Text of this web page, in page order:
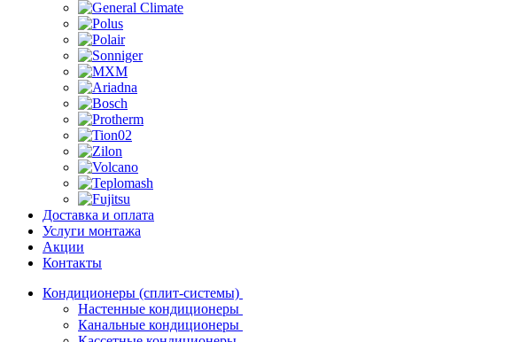
Доставка и оплата
Услуги монтажа
Акции
Контакты
Кондиционеры (сплит-системы)
Настенные кондиционеры
Канальные кондиционеры